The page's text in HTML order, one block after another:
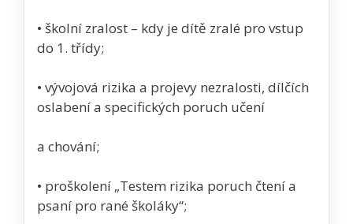
• školní zralost – kdy je dítě zralé pro vstup
do 1. třídy;
• vývojová rizika a projevy nezralosti, dílčích
oslabení a specifických poruch učení
a chování;
• proškolení „Testem rizika poruch čtení a
psaní pro rané školáky“;